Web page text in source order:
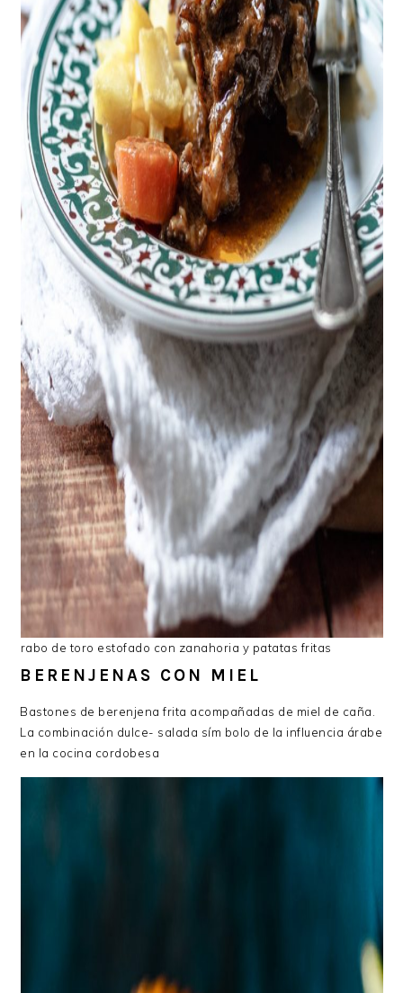
rabo de toro estofado con zanahoria y patatas fritas
BERENJENAS CON MIEL
Bastones de berenjena frita acompañadas de miel de caña.
La combinación dulce- salada sím bolo de la influencia árabe
en la cocina cordobesa